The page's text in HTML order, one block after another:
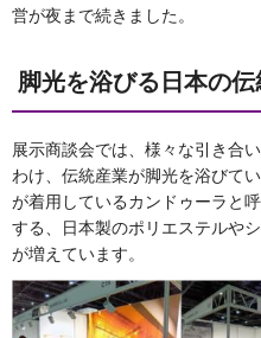
営が夜まで続きました。
脚光を浴びる日本の
展示商談会では、様々な引き合
わけ、伝統産業が脚光を浴びて
が着用しているカンドゥーラと
する、日本製のポリエステルや
が増えています。